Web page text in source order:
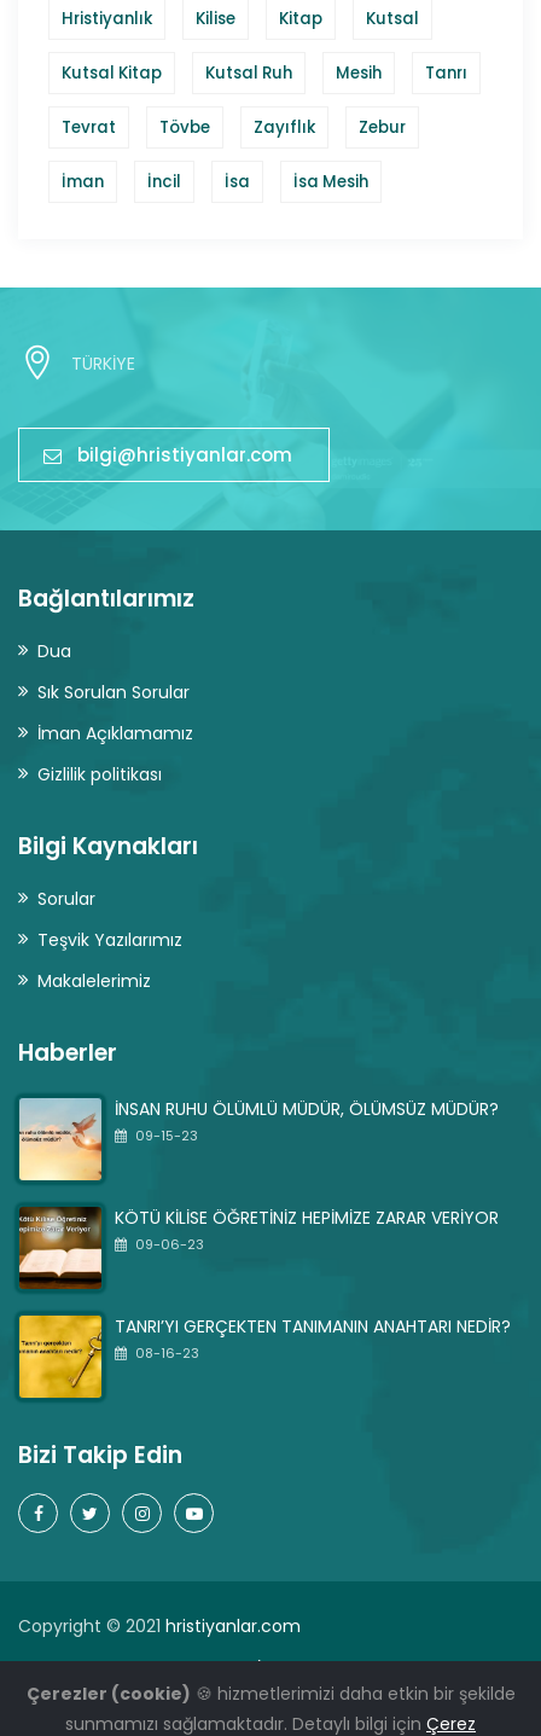
Hristiyanlık Kilise Kitap Kutsal
Kutsal Kitap Kutsal Ruh Mesih Tanrı
Tevrat Tövbe Zayıflık Zebur
İman İncil İsa İsa Mesih
TÜRKİYE
bilgi@hristiyanlar.com
Bağlantılarımız
Dua
Sık Sorulan Sorular
İman Açıklamamız
Gizlilik politikası
Bilgi Kaynakları
Sorular
Teşvik Yazılarımız
Makalelerimiz
Haberler
İNSAN RUHU ÖLÜMLÜ MÜDÜR, ÖLÜMSÜZ MÜDÜR?
09-15-23
KÖTÜ KİLİSE ÖĞRETİNİZ HEPİMİZE ZARAR VERİYOR
09-06-23
TANRI’YI GERÇEKTEN TANIMANIN ANAHTARI NEDİR?
08-16-23
Bizi Takip Edin
Copyright © 2021 hristiyanlar.com
Dua
Sık Sorulan Sorular
İman Açıklamamız
Gizlilik politikası
Çerezler (cookie) 🍪 hizmetlerimizi daha etkin bir şekilde
sunmamızı sağlamaktadır. Detaylı bilgi için Çerez